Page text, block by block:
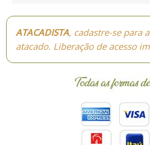
ATACADISTA, cadastre-se para
atacado. Liberação de acesso